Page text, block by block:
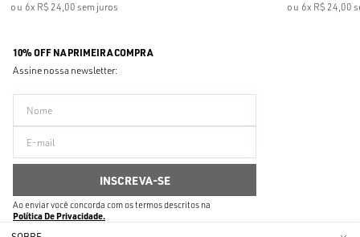
6x R$ 24,00 sem juros 6x R$ 24,00
10% OFF NA PRIMEIRA COMPRA
Assine nossa newsletter:
Ao enviar você concorda com os termos descritos na
Política De Privacidade